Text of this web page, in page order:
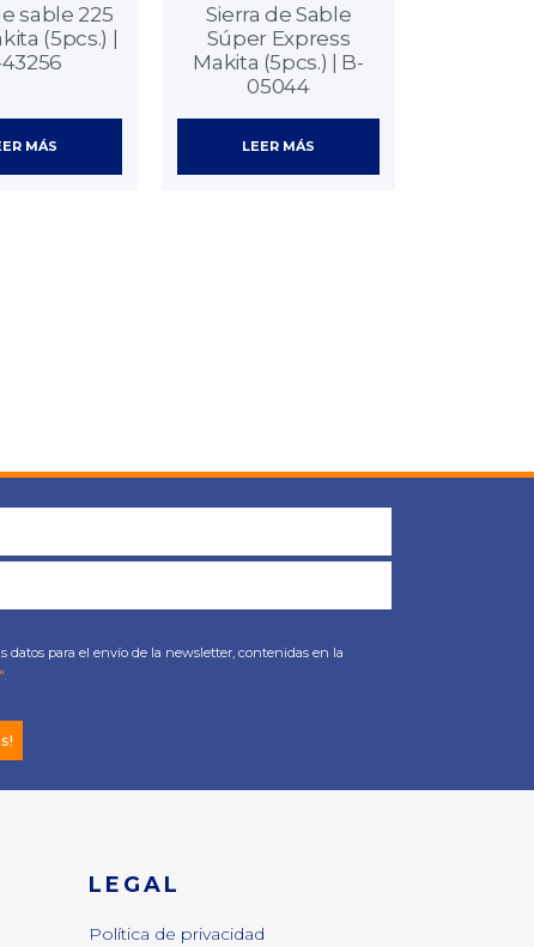
sable 225
(5pcs.) |
MÁS
Sierra de Sable
Súper Express
Makita (5pcs.) | B-
05044
LEER MÁS
datos para el envío de la newsletter, contenidas en la
LEGAL
Política de privacidad